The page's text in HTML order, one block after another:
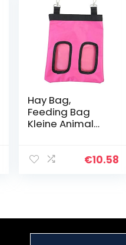
Hay Bag,
Feeding Bag
Kleine Animal
Pouch Feeder
€10.58